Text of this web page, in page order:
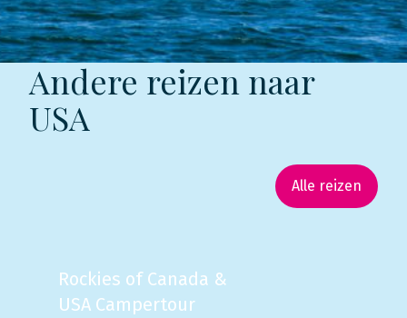
Andere reizen naar
USA
Alle reizen
Rockies of Canada &
USA Campertour